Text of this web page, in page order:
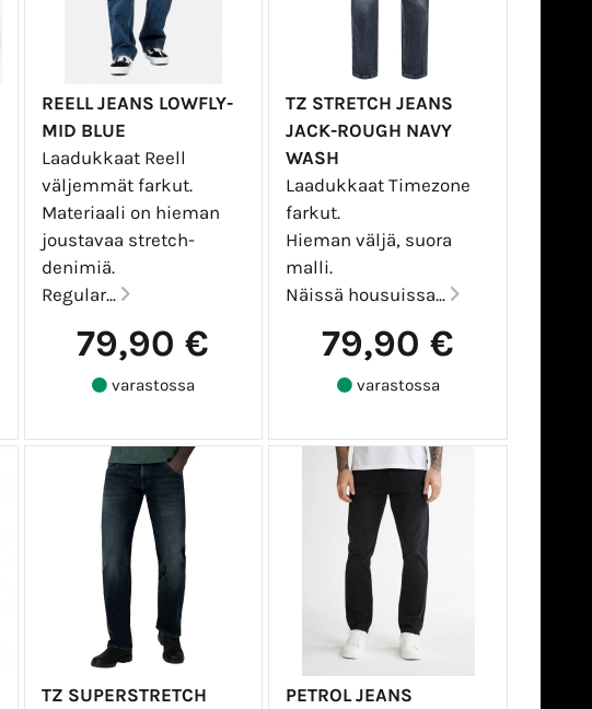
REELL JEANS LOWFLY-
MID BLUE
Laadukkaat Reell
väljemmät farkut.
Materiaali on hieman
joustavaa stretch-
denimiä.
Regular...
79,90 €
varastossa
TZ STRETCH JEANS
JACK-ROUGH NAVY
WASH
Laadukkaat Timezone
farkut.
Hieman väljä, suora
malli.
Näissä housuissa...
79,90 €
varastossa
TZ SUPERSTRETCH
PETROL JEANS